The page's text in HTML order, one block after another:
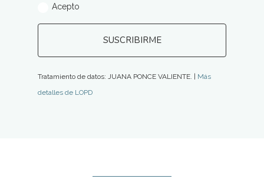
Acepto
SUSCRIBIRME
Tratamiento de datos: JUANA PONCE VALIENTE. | Más
detalles de LOPD